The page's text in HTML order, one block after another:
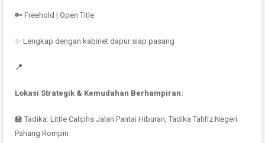
🔑 Freehold | Open Title
✨ Lengkap dengan kabinet dapur siap pasang
📍
Lokasi Strategik & Kemudahan Berhampiran:
🏫 Tadika: Little Caliphs Jalan Pantai Hiburan, Tadika Tahfiz Negeri
Pahang Rompin